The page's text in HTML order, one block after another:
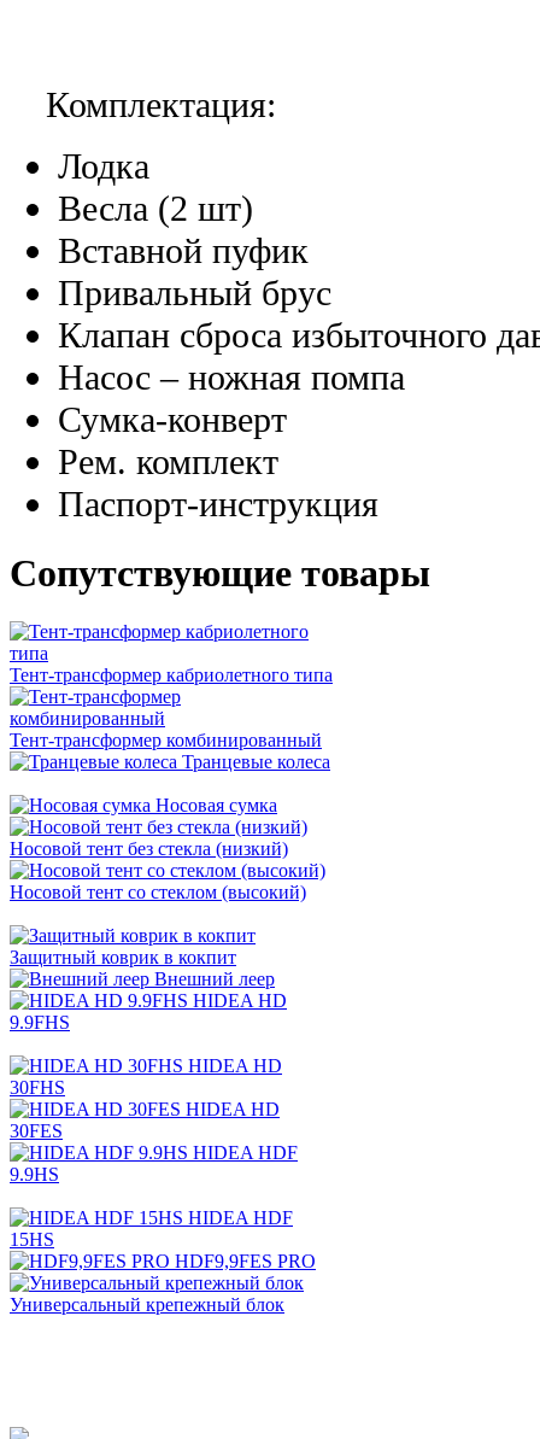
Комплектация:
Лодка
Весла (2 шт)
Вставной пуфик
Привальный брус
Клапан сброса избыточного
Насос – ножная помпа
Сумка-конверт
Рем. комплект
Паспорт-инструкция
Сопутствующие товары
Тент-трансформер кабриолетного типа
Тент-трансформер комбинированный
Транцевые колеса
Носовая сумка
Носовой тент без стекла (низкий)
Носовой тент со стеклом (высокий)
Защитный коврик в кокпит
Внешний леер
HIDEA HD
9.9FHS
HIDEA HD
30FHS
HIDEA HD
30FES
HIDEA HDF
9.9HS
HIDEA HDF
15HS
HDF9,9FES PRO
Универсальный крепежный блок